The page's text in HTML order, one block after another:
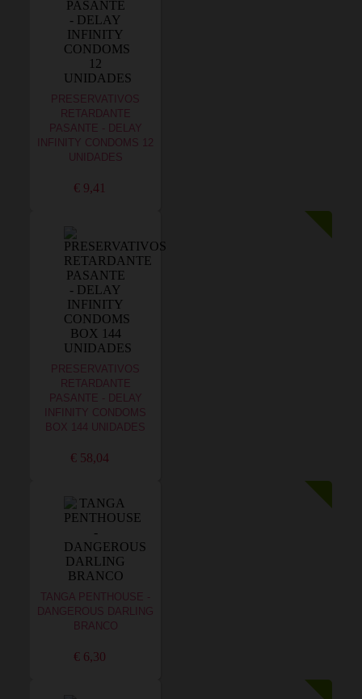
PRESERVATIVOS
RETARDANTE
PASANTE - DELAY
INFINITY CONDOMS 12
UNIDADES
€ 9,41
PRESERVATIVOS
RETARDANTE
PASANTE - DELAY
INFINITY CONDOMS
BOX 144 UNIDADES
€ 58,04
TANGA PENTHOUSE -
DANGEROUS DARLING
BRANCO
€ 6,30